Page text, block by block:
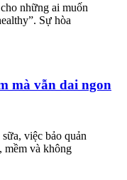
những ai muốn
Sự hòa
mà vẫn dai ngon
việc bảo quản
mềm và không